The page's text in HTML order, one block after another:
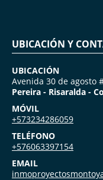
UBICACIÓN Y
UBICACIÓN
Avenida 30 de agosto
Pereira - Risaralda -
MÓVIL
+573234286059
TELÉFONO
+576063397154
EMAIL